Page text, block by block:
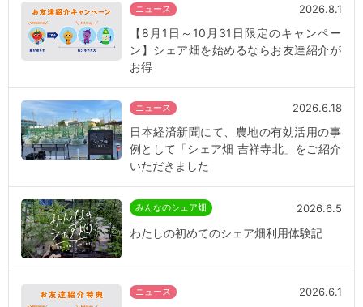
ニュース 2026.8.1
【8月1日～10月31日限定のキャンペー
ン】シェア畑を始めるならお友達紹介が
お得
ニュース 2026.6.18
日本経済新聞にて、農地の有効活用の事
例として「シェア畑 吉祥寺北」をご紹介
いただきました
みんなのシェア畑 2026.6.5
わたしの初めてのシェア畑利用体験記
ニュース 2026.6.1